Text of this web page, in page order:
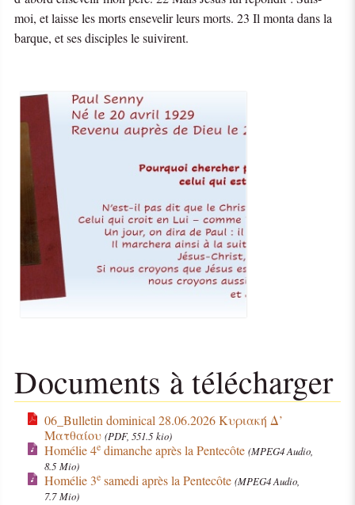
moi, et laisse les morts ensevelir leurs morts. 23 Il monta dans la
barque, et ses disciples le suivirent.
Documents à télécharger
06_Bulletin dominical 28.06.2026 Κυριακή Δ’
Ματθαίου (PDF, 551.5 kio)
Homélie 4edimanche après la Pentecôte (MPEG4 Audio,
8.5 Mio)
Homélie 3esamedi après la Pentecôte (MPEG4 Audio,
7.7 Mio)